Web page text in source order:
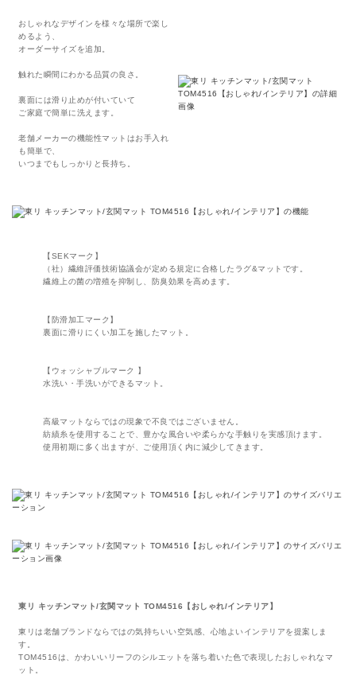
おしゃれなデザインを様々な場所で楽し
めるよう、
オーダーサイズを追加。
触れた瞬間にわかる品質の良さ。
裏面には滑り止めが付いていて
ご家庭で簡単に洗えます。
老舗メーカーの機能性マットはお手入れ
も簡単で、
いつまでもしっかりと長持ち。
【SEKマーク】
（社）繊維評価技術協議会が定める規定に合格したラグ&マットです。
繊維上の菌の増殖を抑制し、防臭効果を高めます。
【防滑加工マーク】
裏面に滑りにくい加工を施したマット。
【ウォッシャブルマーク 】
水洗い・手洗いができるマット。
高級マットならではの現象で不良ではございません。
紡績糸を使用することで、豊かな風合いや柔らかな手触りを実感頂けます。
使用初期に多く出ますが、ご使用頂く内に減少してきます。
東リ キッチンマット/玄関マット TOM4516【おしゃれ/インテリア】
東リは老舗ブランドならではの気持ちいい空気感、心地よいインテリアを提案しま
す。
TOM4516は、かわいいリーフのシルエットを落ち着いた色で表現したおしゃれなマ
ット。